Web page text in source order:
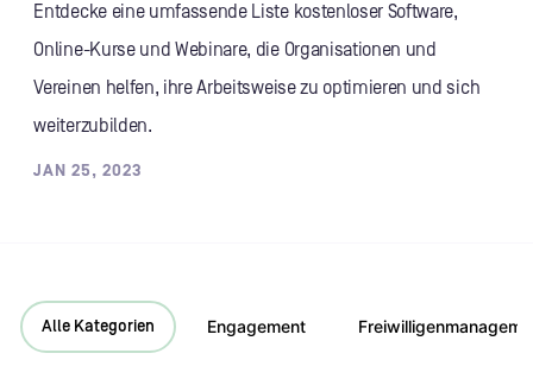
Entdecke eine umfassende Liste kostenloser Software,
Online-Kurse und Webinare, die Organisationen und
Vereinen helfen, ihre Arbeitsweise zu optimieren und sich
weiterzubilden.
JAN 25, 2023
Alle Kategorien Engagement